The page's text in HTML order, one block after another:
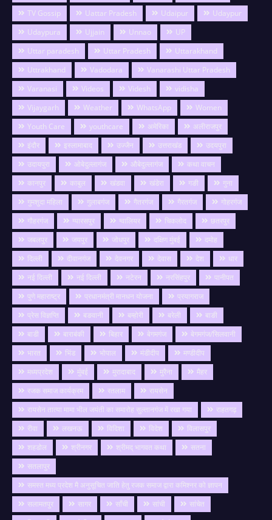
TV Gossip
Uattar Pradesh Udaipur
Udaypur
Udaypura
Ujjain Unnao
UP
Uttar paradesh
Uttar Pradesh
Uttarakhand
Uttrakhand
Vadodara
Vanarashi Uttar Pradesh
Varanasi
Videos Videsh
vidisha
Vijaygarh
Weather WhatsApp
Women
Youth Care
youthcare अमेरिका
अलीराजपुर
इंदौर
इस्लामाबाद उज्जैन उत्तराखंड
उदयपुरा
उदायपुरा
ओबेदुल्लागंज औबेदुल्लागंज
कथा वाचन
कानपुर
काबुल खंडवा खंडेरा गङी
गुना
गुमशुदा महिला
गुलाबगंज गैतरगंज गैरतगंज
गोहरगंज
गौहरगंज
ग्यारसपुर ग्वालियर चिकलोद
छतरपुर
जबलपुर
जयपुर जोधपुर दक्षिण मुंबई
दमोह
दिल्ली
दीवानगंज देवनगर देवास देश
धार
नई दिल्ली
नई दिल्ली नटेरन नरसिंहपुर
पानीपत
पुणे महाराष्ट्र
प्रधानमंत्री मानधन योजना
प्रयागराज
प्रेस विज्ञप्ति
बङवानी बम्होरी बरेली
बाङी
बाडी
बाराबंकी बिहार बेगमगंज
बेगमगंज/सिलवानी
भारत
भिंड भोपाल मंडीदीप
मण्डीदीप
मध्यप्रदेश
मुंबई मुरादाबाद मुरैना
मैहर
रजक समाज कार्यक्रम
रतलाम
रायसेन
रायसेन तात्या मामा भील जयंती का समारोह सुल्तानगंज में रखा गया
राहतगढ़
रीवा
लखनऊ विदिशा विदेश
विलासपुर
शहडोल
श्रीनगर श्रीमद् भागवत कथा
सतना
सतलापुर
समस्त मध्य प्रदेश मै अनुसूचित जाति हेतु रजक समाज द्वारा कमिश्नर को ज्ञापन
सलामतपुर
सागर साँची सांची
सांचेत